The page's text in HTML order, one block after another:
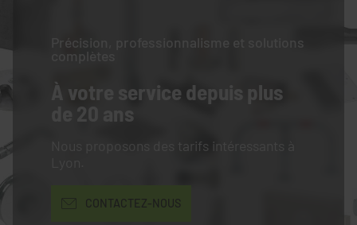
Précision, professionnalisme et solutions
complètes
À votre service depuis plus
de 20 ans
Nous proposons des tarifs intéressants à
CONTACTEZ-NOUS